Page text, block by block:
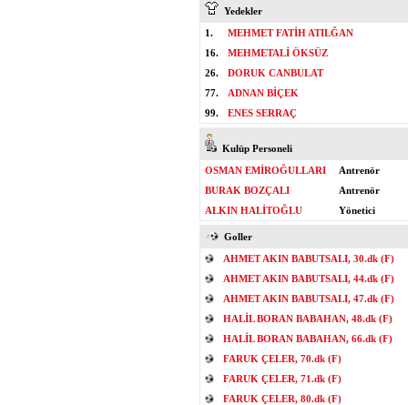
Yedekler
1.
MEHMET FATİH ATILĞAN
16.
MEHMETALİ ÖKSÜZ
26.
DORUK CANBULAT
77.
ADNAN BİÇEK
99.
ENES SERRAÇ
Kulüp Personeli
OSMAN EMİROĞULLARI
Antrenör
BURAK BOZÇALI
Antrenör
ALKIN HALİTOĞLU
Yönetici
Goller
AHMET AKIN BABUTSALI, 30.dk (F)
AHMET AKIN BABUTSALI, 44.dk (F)
AHMET AKIN BABUTSALI, 47.dk (F)
HALİL BORAN BABAHAN, 48.dk (F)
HALİL BORAN BABAHAN, 66.dk (F)
FARUK ÇELER, 70.dk (F)
FARUK ÇELER, 71.dk (F)
FARUK ÇELER, 80.dk (F)